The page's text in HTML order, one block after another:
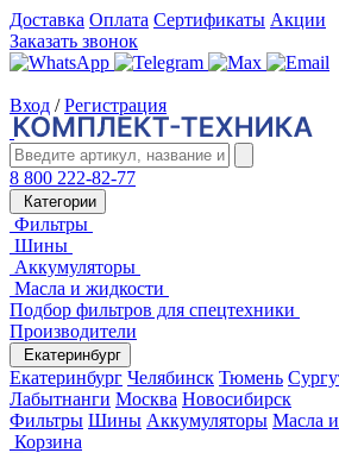
Доставка Оплата Сертификаты Акции
Заказать звонок
Вход / Регистрация
8 800 222-82-77
Категории
Фильтры
Шины
Аккумуляторы
Масла и жидкости
Подбор фильтров для спецтехники
Производители
Екатеринбург
Екатеринбург Челябинск Тюмень
Лабытнанги Москва Новосибирск
Фильтры Шины Аккумуляторы Масла
Корзина